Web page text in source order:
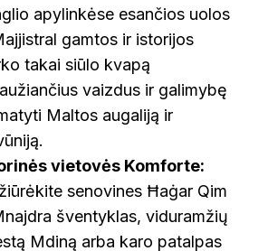
apylinkėse esančios uolos
gamtos ir istorijos
takai siūlo kvapą
vaizdus ir galimybę
Maltos augaliją ir
vietovės Komforte:
senovines Ħaġar Qim
šventyklas, viduramžių
Mdiną arba karo patalpas